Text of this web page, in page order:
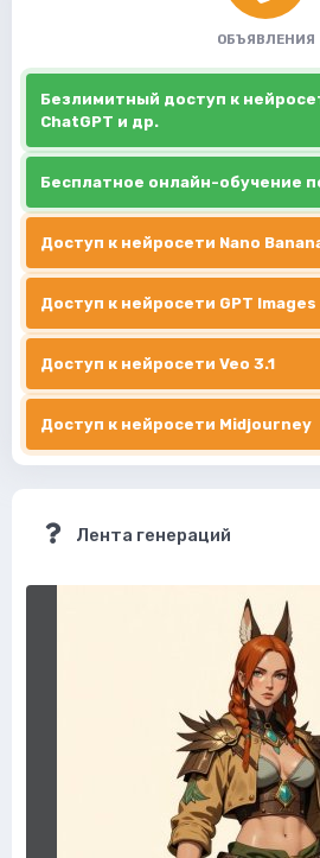
ОБЪЯВЛЕНИЯ
Безлимитный доступ к
ChatGPT и др.
Бесплатное онлайн-обучение
Доступ к нейросети Nano
Доступ к нейросети GPT Images
Доступ к нейросети Veo 3.1
Доступ к нейросети Midjourney
Лента генераций